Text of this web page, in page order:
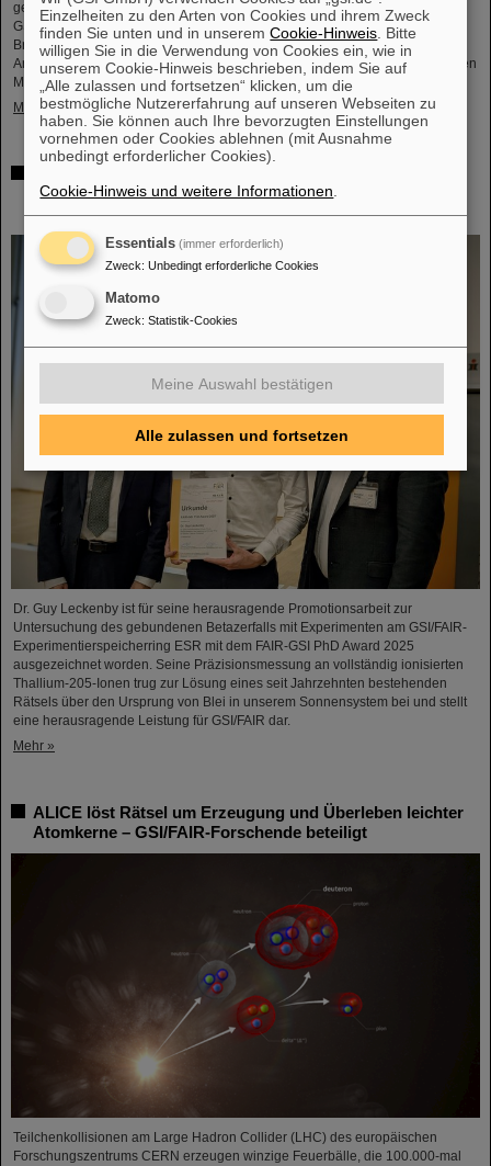
gemeinsam mit ihren internationalen Kooperationspartnern, darunter auch
GSI/FAIR in Darmstadt, eine bahnbrechende Entdeckung gemacht, die eine
Brücke zwischen künstlicher Intelligenz und Kernphysik schlägt. Durch die
Anwendung von Deep-Learning-Techniken identifizierte das Team zum ersten
Mal seit 25 Jahren einen neuen Doppel-Lambda-Hyperkern. Dies ist die…
Mehr »
Bahnbrechende exotische Zerfallsmessung enthüllt
Entstehung des Sonnensystems
Dr. Guy Leckenby ist für seine herausragende Promotionsarbeit zur
Untersuchung des gebundenen Betazerfalls mit Experimenten am GSI/FAIR-
Experimentierspeicherring ESR mit dem FAIR-GSI PhD Award 2025
ausgezeichnet worden. Seine Präzisionsmessung an vollständig ionisierten
Thallium-205-Ionen trug zur Lösung eines seit Jahrzehnten bestehenden
Rätsels über den Ursprung von Blei in unserem Sonnensystem bei und stellt
eine herausragende Leistung für GSI/FAIR dar.
Mehr »
ALICE löst Rätsel um Erzeugung und Überleben leichter
Atomkerne – GSI/FAIR-Forschende beteiligt
Teilchenkollisionen am Large Hadron Collider (LHC) des europäischen
Forschungszentrums CERN erzeugen winzige Feuerbälle, die 100.000-mal
Einzelheiten zu den Arten von Cookies und ihrem Zweck
finden Sie unten und in unseremCookie-Hinweis . Bitte
willigen Sie in die Verwendung von Cookies ein, wie in
unserem Cookie-Hinweis beschrieben, indem Sie auf
„Alle zulassen und fortsetzen“ klicken, um die
bestmögliche Nutzererfahrung auf unseren Webseiten zu
haben. Sie können auch Ihre bevorzugten Einstellungen
vornehmen oder Cookies ablehnen (mit Ausnahme
unbedingt erforderlicher Cookies).
Cookie-Hinweis und weitere Informationen
Essentials (immer erforderlich)
Zweck: Unbedingt erforderliche Cookies
Matomo
Zweck: Statistik-Cookies
Meine Auswahl bestätigen
Alle zulassen und fortsetzen